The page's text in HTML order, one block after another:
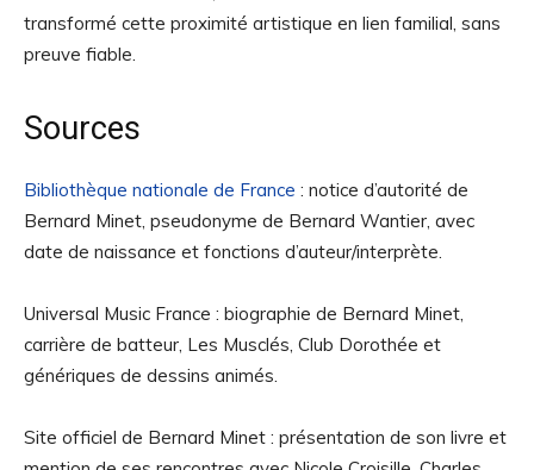
transformé cette proximité artistique en lien familial, sans
preuve fiable.
Sources
Bibliothèque nationale de France : notice d’autorité de
Bernard Minet, pseudonyme de Bernard Wantier, avec
date de naissance et fonctions d’auteur/interprète.
Universal Music France : biographie de Bernard Minet,
carrière de batteur, Les Musclés, Club Dorothée et
génériques de dessins animés.
Site officiel de Bernard Minet : présentation de son livre et